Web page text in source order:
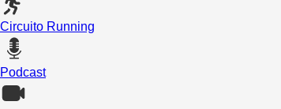
Circuito Running
Podcast